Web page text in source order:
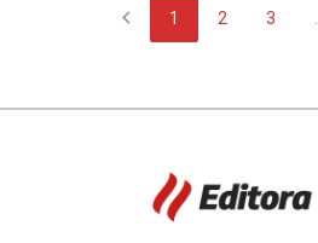
chevron_left 1 2 3